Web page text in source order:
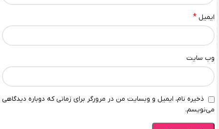
ایمیل *
وب‌ سایت
ذخیره نام، ایمیل و وبسایت من در مرورگر برای زمانی که دوباره دیدگاهی
می‌نویسم.